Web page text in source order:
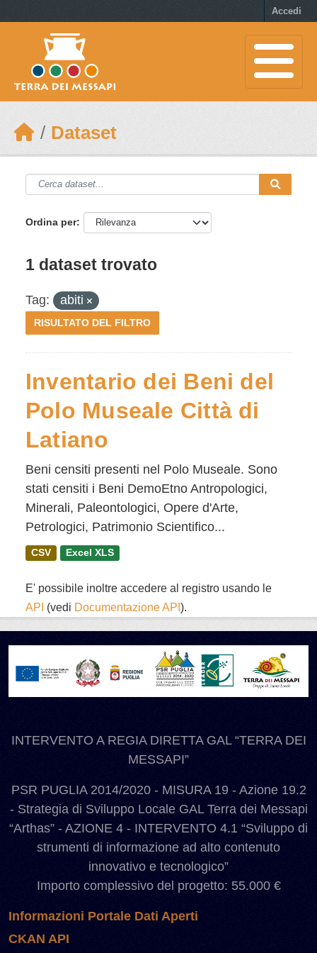
Accedi
Dataset
Ordina per
1 dataset trovato
Tag: abiti
RISULTATO DEL FILTRO
Inventario dei Beni del
Polo Museale Città di
Latiano
Beni censiti presenti nel Polo Museale. Sono
stati censiti i Beni DemoEtno Antropologici,
Minerali, Paleontologici, Opere d'Arte,
Petrologici, Patrimonio Scientifico...
CSV Excel XLS
E' possibile inoltre accedere al registro usando le
API (vedi Documentazione API ).
INTERVENTO A REGIA DIRETTA GAL “TERRA DEI
MESSAPI”
PSR PUGLIA 2014/2020 - MISURA 19 - Azione 19.2
- Strategia di Sviluppo Locale GAL Terra dei Messapi
“Arthas” - AZIONE 4 - INTERVENTO 4.1 “Sviluppo di
strumenti di informazione ad alto contenuto
innovativo e tecnologico”
Importo complessivo del progetto: 55.000 €
Informazioni Portale Dati Aperti
CKAN API